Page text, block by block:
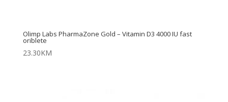
Olimp Labs PharmaZone Gold – Vitamin D3 4000 IU fast
oriblete
23.30KM